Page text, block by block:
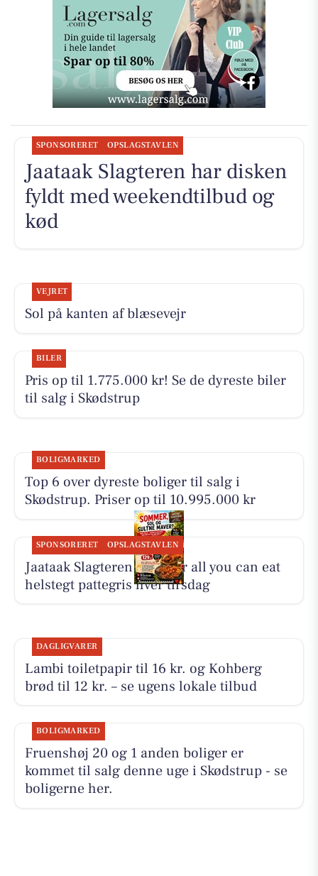
SPONSORERET OPSLAGSTAVLEN
Jaataak Slagteren har disken
fyldt med weekendtilbud og
kød
VEJRET
Sol på kanten af blæsevejr
BILER
Pris op til 1.775.000 kr! Se de dyreste biler
til salg i Skødstrup
BOLIGMARKED
Top 6 over dyreste boliger til salg i
Skødstrup. Priser op til 10.995.000 kr
SPONSORERET OPSLAGSTAVLEN
Jaataak Slagteren serverer all you can eat
helstegt pattegris hver tirsdag
DAGLIGVARER
Lambi toiletpapir til 16 kr. og Kohberg
brød til 12 kr. – se ugens lokale tilbud
BOLIGMARKED
Fruenshøj 20 og 1 anden boliger er
kommet til salg denne uge i Skødstrup - se
boligerne her.